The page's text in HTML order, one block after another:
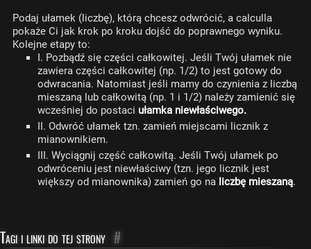
Podaj ułamek (liczbę), którą chcesz odwrócić, a calculla
pokaże Ci jak krok po kroku dojść do poprawnego wyniku.
Kolejne etapy to:
I. Pozbądź się części całkowitej. Jeśli Twój ułamek nie
zawiera części całkowitej (np. 1/2) to jest gotowy do
odwracania. Natomiast jeśli mamy do czynienia z liczbą
mieszaną lub całkowitą (np. 1 i 1/2) należy zamienić się
wcześniej do postaci ułamka niewłaściwego.
II. Odwróć ułamek tzn. zamień miejscami licznik z
mianownikiem.
III. Wyciągnij część całkowitą. Jeśli Twój ułamek po
odwróceniu jest niewłaściwy (tzn. jego licznik jest
większy od mianownika) zamień go na liczbę mieszaną.
Tagi i linki do tej strony #